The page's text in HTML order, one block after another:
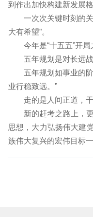
到作出加快构建新发展
一次次关键时刻的
大有希望”。
今年是“十五五”开
五年规划是对长远
五年规划如事业的
业行稳致远。”
走的是人间正道，
新的赶考之路上，
思想，大力弘扬伟大建
族伟大复兴的宏伟目标一